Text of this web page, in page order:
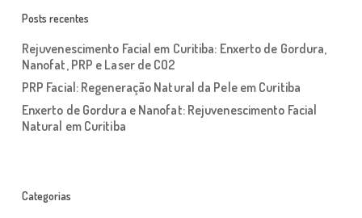
Posts recentes
Rejuvenescimento Facial em Curitiba: Enxerto de Gordura,
Nanofat, PRP e Laser de CO2
PRP Facial: Regeneração Natural da Pele em Curitiba
Enxerto de Gordura e Nanofat: Rejuvenescimento Facial
Natural em Curitiba
Categorias